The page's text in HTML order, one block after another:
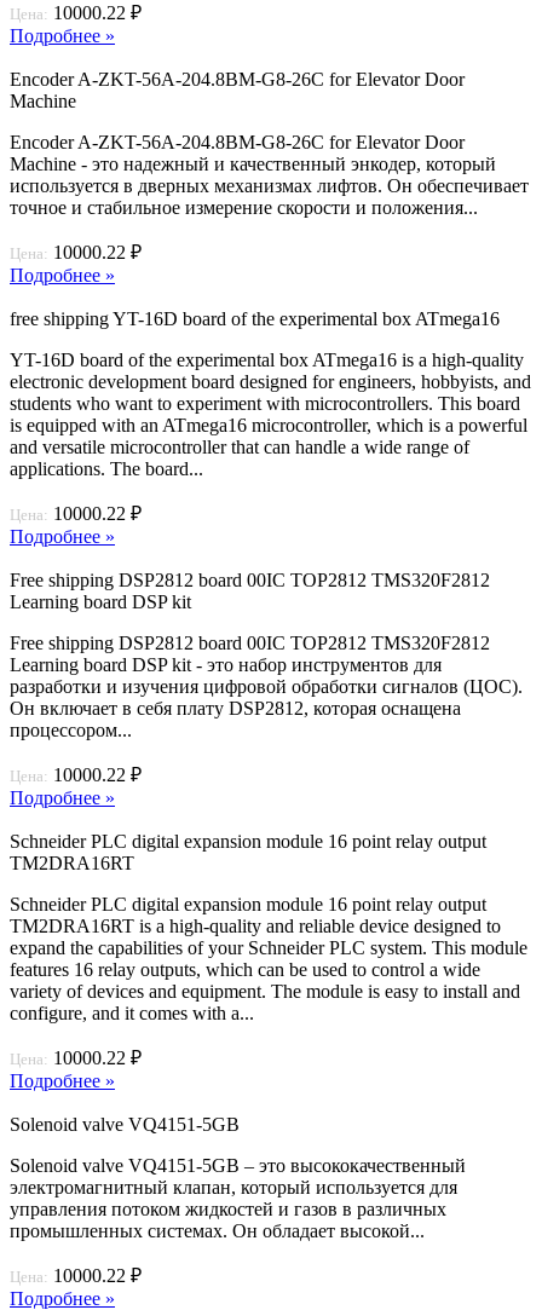
Цена: 10000.22 ₽
Подробнее »
Encoder A-ZKT-56A-204.8BM-G8-26C for Elevator Door
Machine
Encoder A-ZKT-56A-204.8BM-G8-26C for Elevator Door
Machine - это надежный и качественный энкодер, который
используется в дверных механизмах лифтов. Он обеспечивает
точное и стабильное измерение скорости и положения...
Цена: 10000.22 ₽
Подробнее »
free shipping YT-16D board of the experimental box ATmega16
YT-16D board of the experimental box ATmega16 is a high-quality
electronic development board designed for engineers, hobbyists, and
students who want to experiment with microcontrollers. This board
is equipped with an ATmega16 microcontroller, which is a powerful
and versatile microcontroller that can handle a wide range of
applications. The board...
Цена: 10000.22 ₽
Подробнее »
Free shipping DSP2812 board 00IC TOP2812 TMS320F2812
Learning board DSP kit
Free shipping DSP2812 board 00IC TOP2812 TMS320F2812
Learning board DSP kit - это набор инструментов для
разработки и изучения цифровой обработки сигналов (ЦОС).
Он включает в себя плату DSP2812, которая оснащена
процессором...
Цена: 10000.22 ₽
Подробнее »
Schneider PLC digital expansion module 16 point relay output
TM2DRA16RT
Schneider PLC digital expansion module 16 point relay output
TM2DRA16RT is a high-quality and reliable device designed to
expand the capabilities of your Schneider PLC system. This module
features 16 relay outputs, which can be used to control a wide
variety of devices and equipment. The module is easy to install and
configure, and it comes with a...
Цена: 10000.22 ₽
Подробнее »
Solenoid valve VQ4151-5GB
Solenoid valve VQ4151-5GB – это высококачественный
электромагнитный клапан, который используется для
управления потоком жидкостей и газов в различных
промышленных системах. Он обладает высокой...
Цена: 10000.22 ₽
Подробнее »